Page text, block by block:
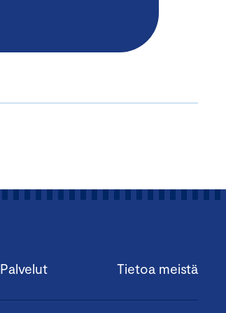
Palvelut Tietoa meistä